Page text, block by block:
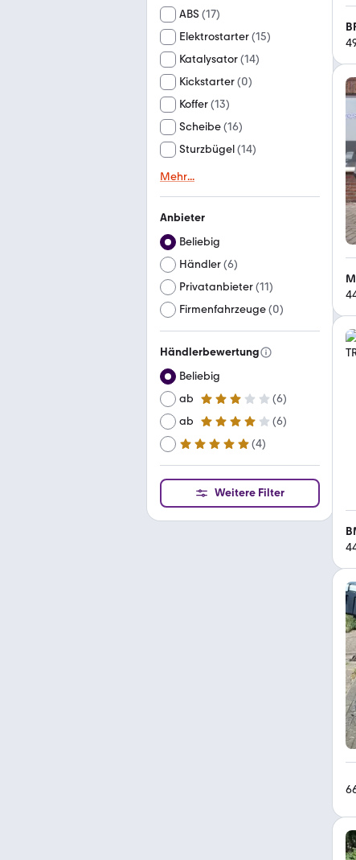
ABS (17)
Elektrostarter(15)
Katalysator(14)
Kickstarter(0)
Koffer(13)
Scheibe(16)
Sturzbügel(14)
Mehr...
Anbieter
Beliebig
Händler(6)
Privatanbieter(11)
Firmenfahrzeuge(0)
Händlerbewertung
Beliebig
ab
3 Sterne (6)
ab
4 Sterne (6)
ab
5 Sterne (4)
Weitere Filter